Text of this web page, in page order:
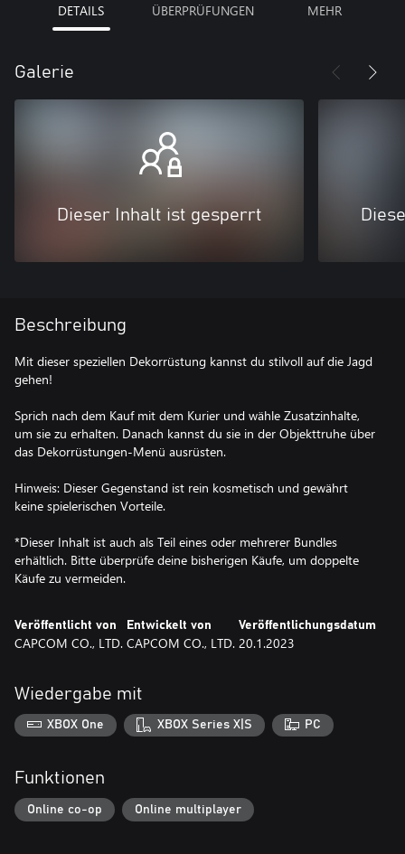
DETAILS ÜBERPRÜFUNGEN MEHR
Galerie
Dieser Inhalt ist gesperrt
Beschreibung
Mit dieser speziellen Dekorrüstung kannst du stilvoll auf die Jagd
gehen!
Sprich nach dem Kauf mit dem Kurier und wähle Zusatzinhalte,
um sie zu erhalten. Danach kannst du sie in der Objekttruhe über
das Dekorrüstungen-Menü ausrüsten.
Hinweis: Dieser Gegenstand ist rein kosmetisch und gewährt
keine spielerischen Vorteile.
*Dieser Inhalt ist auch als Teil eines oder mehrerer Bundles
erhältlich. Bitte überprüfe deine bisherigen Käufe, um doppelte
Käufe zu vermeiden.
Veröffentlicht von
CAPCOM CO., LTD.
Entwickelt von
CAPCOM CO., LTD.
Veröffentlichungsdatum
20.1.2023
Wiedergabe mit
XBOX One XBOX Series X|S PC
Funktionen
Online co-op Online multiplayer